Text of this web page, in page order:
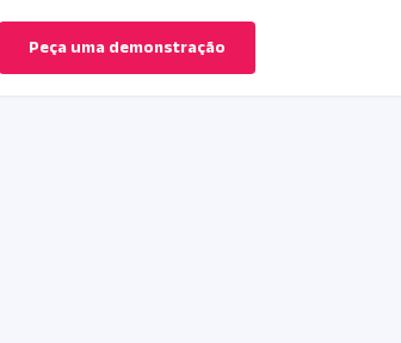
Peça uma demonstração